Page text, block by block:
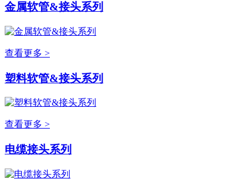
金属软管&接头系列
查看更多 >
塑料软管&接头系列
查看更多 >
电缆接头系列